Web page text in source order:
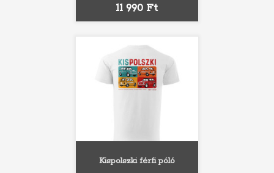
Ár
11 990 Ft
Kispolszki férfi póló